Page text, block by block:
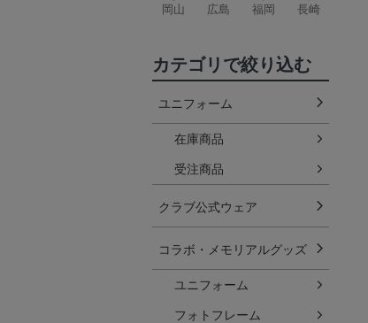
岡山 広島 福岡 長崎
カテゴリで絞り込む
ユニフォーム
在庫商品
受注商品
クラブ公式ウェア
コラボ・メモリアルグッズ
ユニフォーム
フォトフレーム